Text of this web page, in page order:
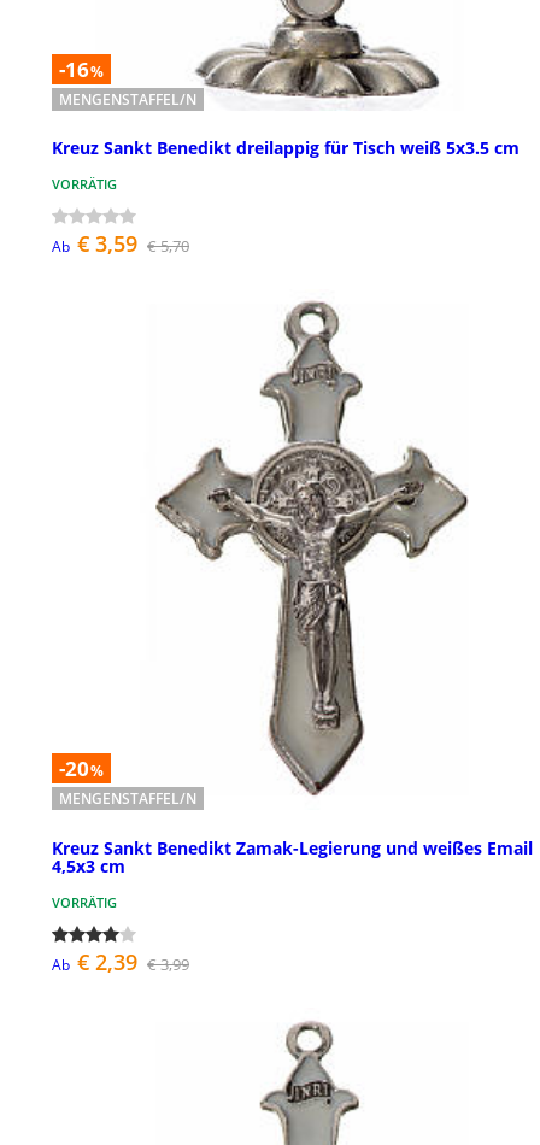
-16%
MENGENSTAFFEL/N
Kreuz Sankt Benedikt dreilappig für Tisch weiß 5x3.5 cm
VORRÄTIG
Ab € 3,59 € 5,70
-20%
MENGENSTAFFEL/N
Kreuz Sankt Benedikt Zamak-Legierung und weißes Email
4,5x3 cm
VORRÄTIG
Ab € 2,39 € 3,99